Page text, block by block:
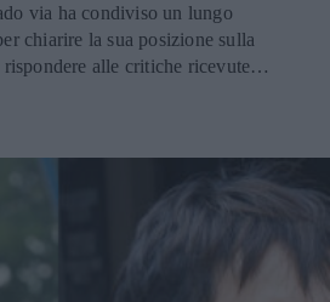
via ha condiviso un lungo
chiarire la sua posizione sulla
alle critiche ricevute